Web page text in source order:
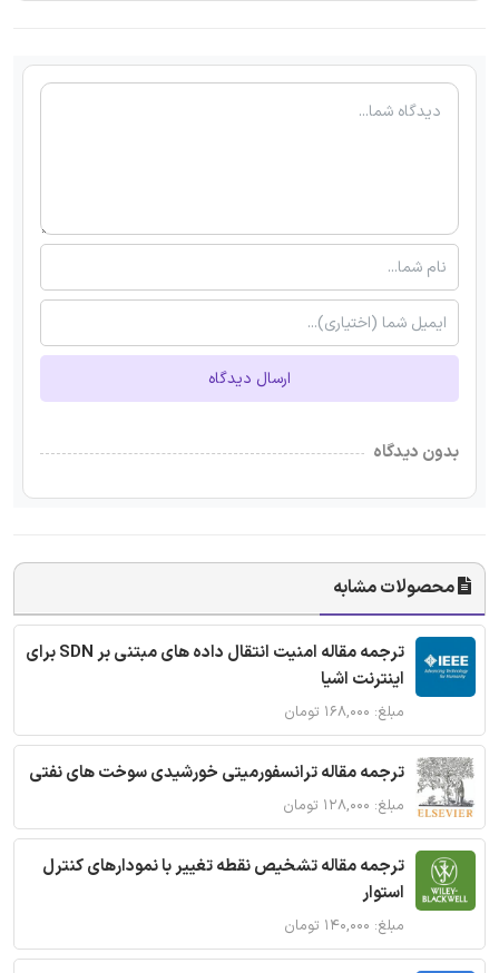
ارسال دیدگاه
بدون دیدگاه
محصولات مشابه
ترجمه مقاله امنیت انتقال داده های مبتنی بر SDN برای
اینترنت اشیا
مبلغ: ۱۶۸,۰۰۰ تومان
ترجمه مقاله ترانسفورمیتی خورشیدی سوخت های نفتی
مبلغ: ۱۲۸,۰۰۰ تومان
ترجمه مقاله تشخیص نقطه تغییر با نمودارهای کنترل
استوار
مبلغ: ۱۴۰,۰۰۰ تومان